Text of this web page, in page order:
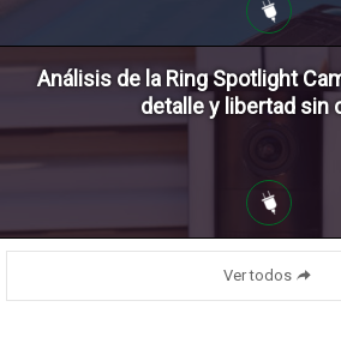
Análisis de la Ring Spotlight
detalle y libertad sin
Ver todos